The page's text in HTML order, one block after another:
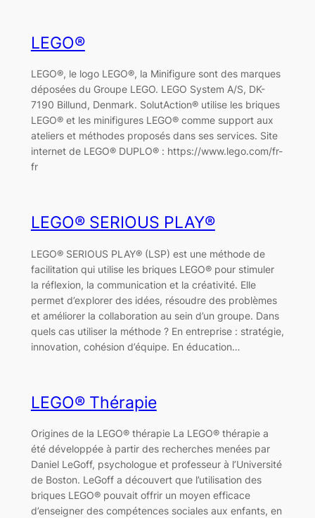
LEGO®
LEGO®, le logo LEGO®, la Minifigure sont des marques
déposées du Groupe LEGO. LEGO System A/S, DK-
7190 Billund, Denmark. SolutAction® utilise les briques
LEGO® et les minifigures LEGO® comme support aux
ateliers et méthodes proposés dans ses services. Site
internet de LEGO® DUPLO® : https://www.lego.com/fr-
fr
LEGO® SERIOUS PLAY®
LEGO® SERIOUS PLAY® (LSP) est une méthode de
facilitation qui utilise les briques LEGO® pour stimuler
la réflexion, la communication et la créativité. Elle
permet d’explorer des idées, résoudre des problèmes
et améliorer la collaboration au sein d’un groupe. Dans
quels cas utiliser la méthode ? En entreprise : stratégie,
innovation, cohésion d’équipe. En éducation…
LEGO® Thérapie
Origines de la LEGO® thérapie La LEGO® thérapie a
été développée à partir des recherches menées par
Daniel LeGoff, psychologue et professeur à l’Université
de Boston. LeGoff a découvert que l’utilisation des
briques LEGO® pouvait offrir un moyen efficace
d’enseigner des compétences sociales aux enfants, en